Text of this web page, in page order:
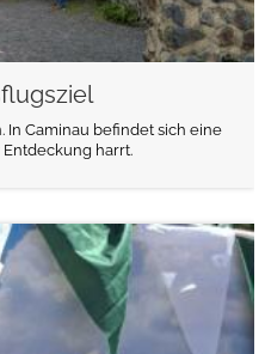
In Caminau befindet sich eine
harrt.